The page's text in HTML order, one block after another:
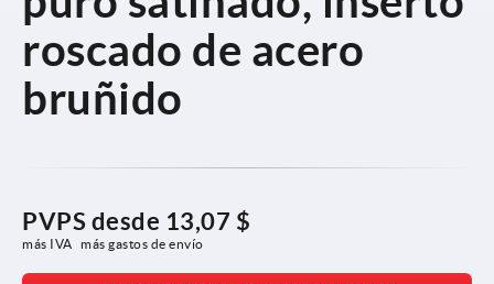
roscado de acero
bruñido
PVPS desde 13,07 $
más IVA más gastos de envío